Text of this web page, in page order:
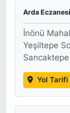
Arda Eczanesi
İnönü
Yeşiltepe
Yol Tarifi